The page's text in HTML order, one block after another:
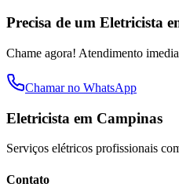
Precisa de um Eletricista
Chame agora! Atendimento
Chamar no WhatsApp
Eletricista em Campinas
Serviços elétricos profissionais
Contato